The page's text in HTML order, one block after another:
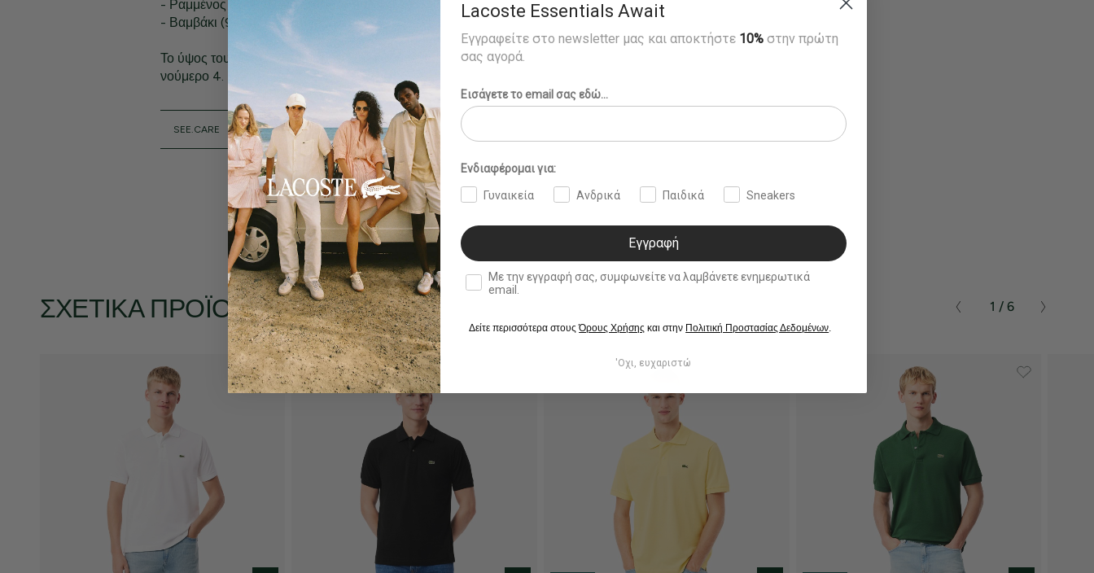
- Ραμμένος Κροκόδεικός tone-on-tone
- Βαμβάκι (94%), Ελαστάνη (6%)
Το ύψος του μοντέλου είναι 1,80 μ. και φοράει το
νούμερο 4.
SEE.CARE
ΣΧΕΤΙΚΆ ΠΡΟΪΌΝΤΑ 1 / 6
Lacoste Essentials Await
Εγγραφείτε στο newsletter μας και αποκτήστε 10% στην πρώτη
σας αγορά.
Εισάγετε το email σας εδώ...
Ενδιαφέρομαι για:
Γυναικεία Ανδρικά Παιδικά Sneakers
Εγγραφή
double opt in
Με την εγγραφή σας, συμφωνείτε να λαμβάνετε ενημερωτικά
email.
Δείτε περισσότερα στουςΌρους Χρήσης και στην Πολιτική Προστασίας Δεδομένων
'Οχι, ευχαριστώ